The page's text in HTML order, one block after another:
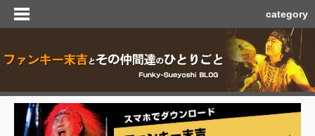
category